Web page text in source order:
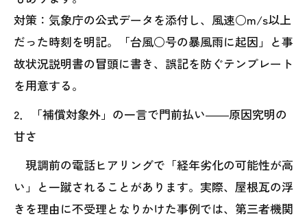
対策：気象庁の公式データを添付し、風速○m/s以上
だった時刻を明記。「台風○号の暴風雨に起因」と事
故状況説明書の冒頭に書き、誤記を防ぐテンプレート
を用意する。
2．「補償対象外」の一言で門前払い――原因究明の
甘さ
現調前の電話ヒアリングで「経年劣化の可能性が高
い」と一蹴されることがあります。実際、屋根瓦の浮
きを理由に不受理となりかけた事例では、第三者機関